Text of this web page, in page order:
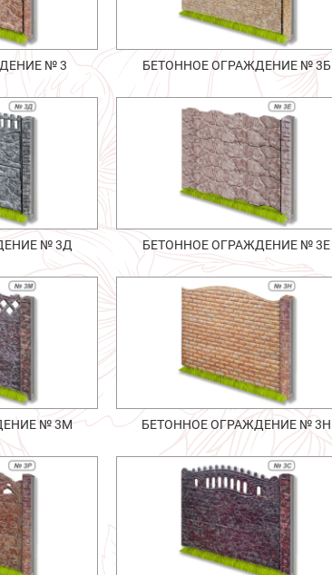
№ 3 БЕТОННОЕ ОГРАЖДЕНИЕ № 3Б
№ 3Д БЕТОННОЕ ОГРАЖДЕНИЕ № 3Е
№ 3М БЕТОННОЕ ОГРАЖДЕНИЕ № 3Н